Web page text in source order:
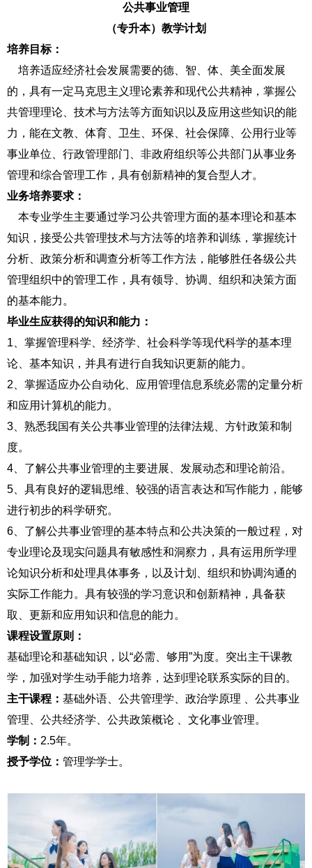
公共事业管理
（专升本）教学计划
培养目标：
培养适应经济社会发展需要的德、智、体、美全面发展
的，具有一定马克思主义理论素养和现代公共精神，掌握公
共管理理论、技术与方法等方面知识以及应用这些知识的能
力，能在文教、体育、卫生、环保、社会保障、公用行业等
事业单位、行政管理部门、非政府组织等公共部门从事业务
管理和综合管理工作，具有创新精神的复合型人才。
业务培养要求：
本专业学生主要通过学习公共管理方面的基本理论和基本
知识，接受公共管理技术与方法等的培养和训练，掌握统计
分析、政策分析和调查分析等工作方法，能够胜任各级公共
管理组织中的管理工作，具有领导、协调、组织和决策方面
的基本能力。
毕业生应获得的知识和能力：
1、掌握管理科学、经济学、社会科学等现代科学的基本理
论、基本知识，并具有进行自我知识更新的能力。
2、掌握适应办公自动化、应用管理信息系统必需的定量分析
和应用计算机的能力。
3、熟悉我国有关公共事业管理的法律法规、方针政策和制
度。
4、了解公共事业管理的主要进展、发展动态和理论前沿。
5、具有良好的逻辑思维、较强的语言表达和写作能力，能够
进行初步的科学研究。
6、了解公共事业管理的基本特点和公共决策的一般过程，对
专业理论及现实问题具有敏感性和洞察力，具有运用所学理
论知识分析和处理具体事务，以及计划、组织和协调沟通的
实际工作能力。具有较强的学习意识和创新精神，具备获
取、更新和应用知识和信息的能力。
课程设置原则：
基础理论和基础知识，以“必需、够用”为度。突出主干课教
学，加强对学生动手能力培养，达到理论联系实际的目的。
主干课程： 基础外语、公共管理学、政治学原理 、公共事业
管理、公共经济学、公共政策概论 、文化事业管理。
学制： 2.5年。
授予学位： 管理学学士。